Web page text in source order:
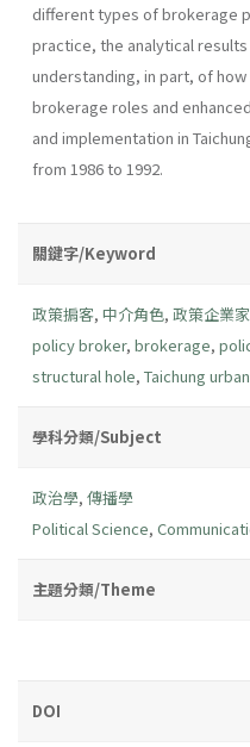
different types of brokerage
practice, the analytical
understanding, in part, of
brokerage roles and
and implementation in
from 1986 to 1992.
關鍵字/Keyword
政策掮客, 中介角色, 政策企業家
policy broker, brokerage,
structural hole, Taichung
學科分類/Subject
政治學, 傳播學
Political Science,
主題分類/Theme
DOI